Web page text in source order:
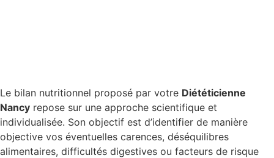
Le bilan nutritionnel proposé par votre Diététicienne
Nancy repose sur une approche scientifique et
individualisée. Son objectif est d’identifier de manière
objective vos éventuelles carences, déséquilibres
alimentaires, difficultés digestives ou facteurs de risque